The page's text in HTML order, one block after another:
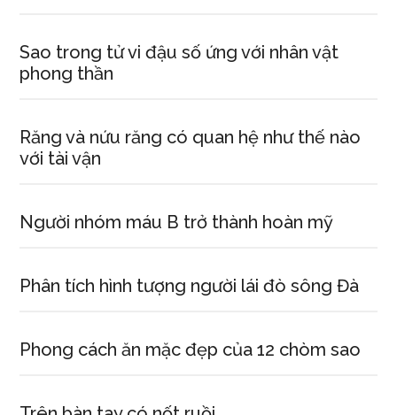
Sao trong tử vi đậu số ứng với nhân vật
phong thần
Răng và nứu răng có quan hệ như thế nào
với tài vận
Người nhóm máu B trở thành hoàn mỹ
Phân tích hình tượng người lái đò sông Đà
Phong cách ăn mặc đẹp của 12 chòm sao